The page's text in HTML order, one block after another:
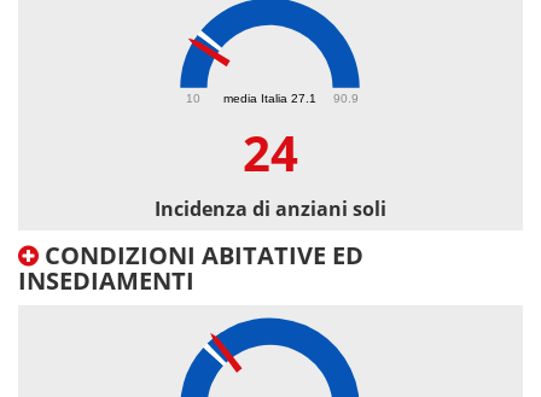
media Italia 27.1
10 90.9
24
Incidenza di anziani soli
CONDIZIONI ABITATIVE ED
INSEDIAMENTI